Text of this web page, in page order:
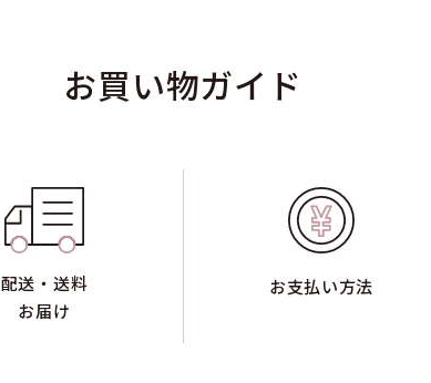
お買い物ガイド
配送・送料
お届け
お支払い方法